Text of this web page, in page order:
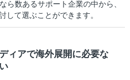
ら数あるサポート企業の中から、
して選ぶことができます。
ィアで海外展開に必要な